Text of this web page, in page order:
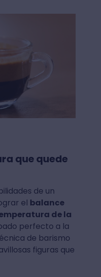
que quede
de un
el balance
de la
perfecto a la
de barismo
figuras que